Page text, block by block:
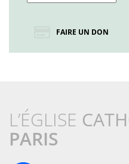
FAIRE UN DON
L’ÉGLISE
PARIS